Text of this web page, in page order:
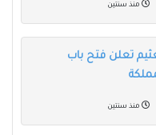
منذ سنتين
تعلن فتح باب
منذ سنتين